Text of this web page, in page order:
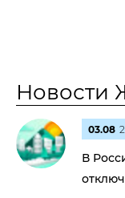
Новости
03.08
В